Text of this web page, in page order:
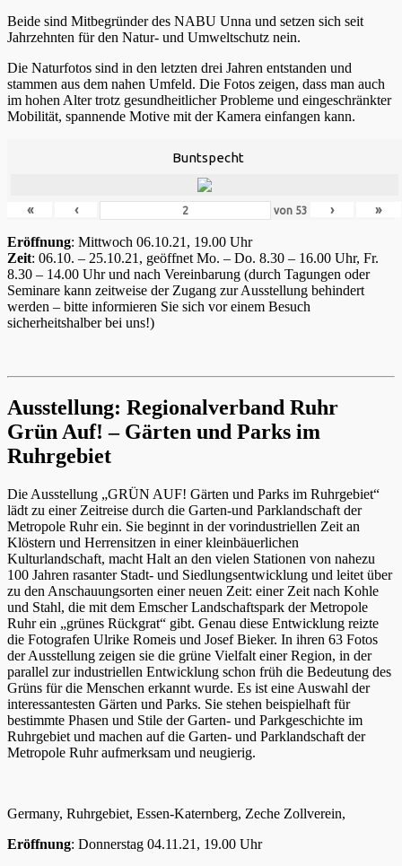
Beide sind Mitbegründer des NABU Unna und setzen sich seit
Jahrzehnten für den Natur- und Umweltschutz nein.
Die Naturfotos sind in den letzten drei Jahren entstanden und
stammen aus dem nahen Umfeld. Die Fotos zeigen, dass man auch
im hohen Alter trotz gesundheitlicher Probleme und eingeschränkter
Mobilität, spannende Motive mit der Kamera einfangen kann.
Buntspecht
« ‹ von 53 › »
Eröffnung: Mittwoch 06.10.21, 19.00 Uhr
Zeit: 06.10. – 25.10.21, geöffnet Mo. – Do. 8.30 – 16.00 Uhr, Fr.
8.30 – 14.00 Uhr und nach Vereinbarung (durch Tagungen oder
Seminare kann zeitweise der Zugang zur Ausstellung behindert
werden – bitte informieren Sie sich vor einem Besuch
sicherheitshalber bei uns!)
Ausstellung: Regionalverband Ruhr
Grün Auf! – Gärten und Parks im
Ruhrgebiet
Die Ausstellung „GRÜN AUF! Gärten und Parks im Ruhrgebiet“
lädt zu einer Zeitreise durch die Garten-und Parklandschaft der
Metropole Ruhr ein. Sie beginnt in der vorindustriellen Zeit an
Klöstern und Herrensitzen in einer kleinbäuerlichen
Kulturlandschaft, macht Halt an den vielen Stationen von nahezu
100 Jahren rasanter Stadt- und Siedlungsentwicklung und leitet über
zu den Anschauungsorten einer neuen Zeit: einer Zeit nach Kohle
und Stahl, die mit dem Emscher Landschaftspark der Metropole
Ruhr ein „grünes Rückgrat“ gibt. Genau diese Entwicklung reizte
die Fotografen Ulrike Romeis und Josef Bieker. In ihren 63 Fotos
der Ausstellung zeigen sie die grüne Vielfalt einer Region, in der
parallel zur industriellen Entwicklung schon früh die Bedeutung des
Grüns für die Menschen erkannt wurde. Es ist eine Auswahl der
interessantesten Gärten und Parks. Sie stehen beispielhaft für
bestimmte Phasen und Stile der Garten- und Parkgeschichte im
Ruhrgebiet und machen auf die Garten- und Parklandschaft der
Metropole Ruhr aufmerksam und neugierig.
Germany, Ruhrgebiet, Essen-Katernberg, Zeche Zollverein,
Eröffnung: Donnerstag 04.11.21, 19.00 Uhr